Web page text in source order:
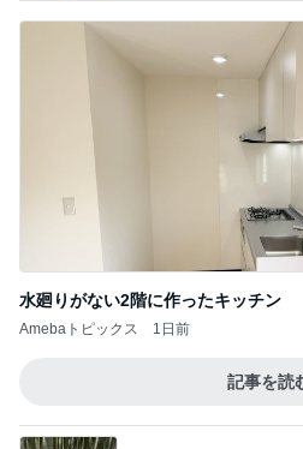
水廻りがない2階に作ったキッチン
Amebaトピックス
記事を読む
Amebaトピックス 16時